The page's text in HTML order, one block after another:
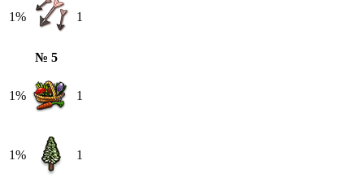
1% 1
№ 5
1% 1
1% 1